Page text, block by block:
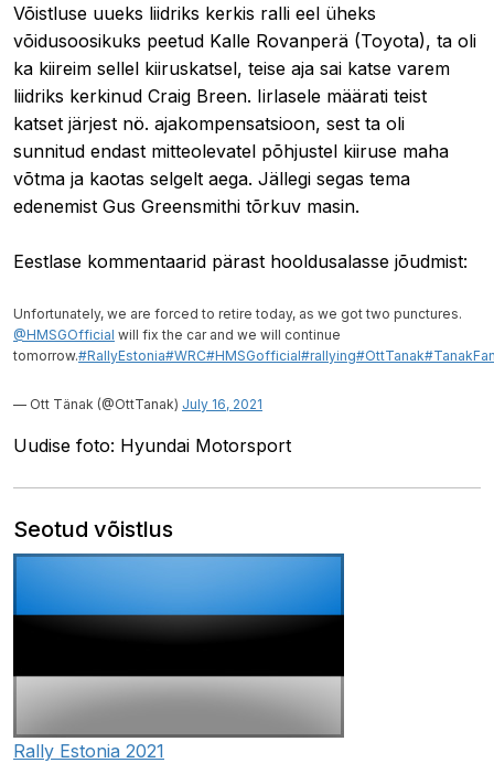
Võistluse uueks liidriks kerkis ralli eel üheks
võidusoosikuks peetud Kalle Rovanperä (Toyota), ta oli
ka kiireim sellel kiiruskatsel, teise aja sai katse varem
liidriks kerkinud Craig Breen. Iirlasele määrati teist
katset järjest nö. ajakompensatsioon, sest ta oli
sunnitud endast mitteolevatel põhjustel kiiruse maha
võtma ja kaotas selgelt aega. Jällegi segas tema
edenemist Gus Greensmithi tõrkuv masin.
Eestlase kommentaarid pärast hooldusalasse jõudmist:
Unfortunately, we are forced to retire today, as we got two punctures.
@HMSGOfficial will fix the car and we will continue
tomorrow.#RallyEstonia#WRC#HMSGofficial#rallying#OttTanak
— Ott Tänak (@OttTanak) July 16, 2021
Uudise foto: Hyundai Motorsport
Seotud võistlus
Rally Estonia 2021